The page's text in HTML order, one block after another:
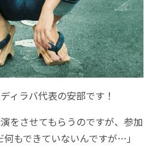
ィラバ代表の安部です！
をさせてもらうのですが、参加
もできていないんですが…」